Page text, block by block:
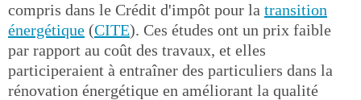
compris dans le Crédit d'impôt pour la transition
énergétique (CITE). Ces études ont un prix faible
par rapport au coût des travaux, et elles
participeraient à entraîner des particuliers dans la
rénovation énergétique en améliorant la qualité